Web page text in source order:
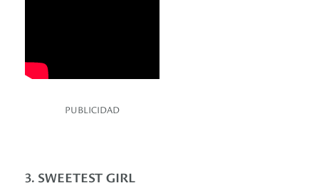
PUBLICIDAD
3. SWEETEST GIRL